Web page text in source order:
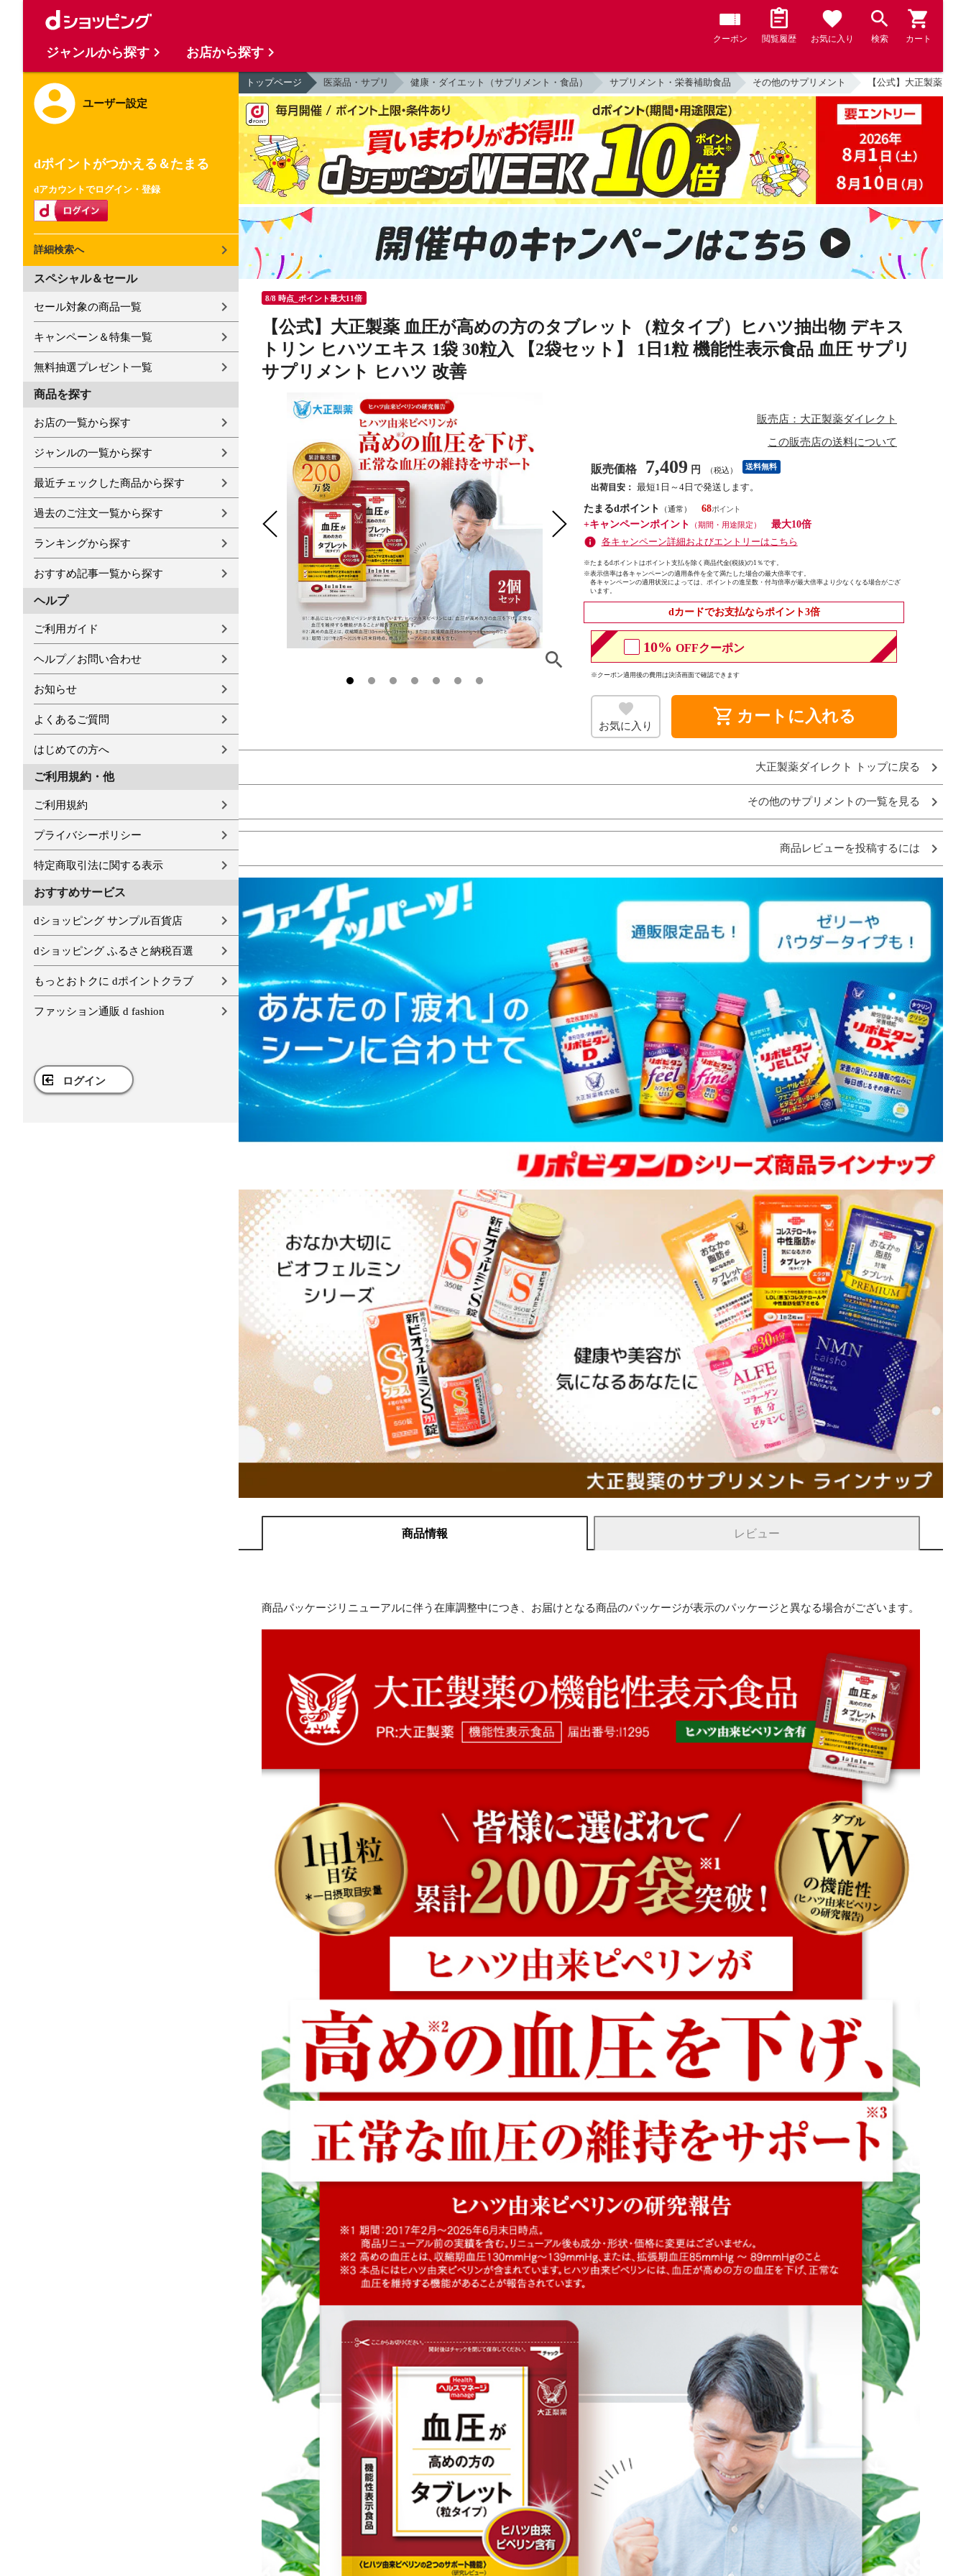
クーポン 閲覧履歴 お気に入り 検索 カート
ユーザー設定
dポイントがつかえる＆たまる
dアカウントでログイン・登録
詳細検索へ
スペシャル＆セール
セール対象の商品一覧
キャンペーン＆特集一覧
無料抽選プレゼント一覧
商品を探す
お店の一覧から探す
ジャンルの一覧から探す
最近チェックした商品から探す
過去のご注文一覧から探す
ランキングから探す
おすすめ記事一覧から探す
ヘルプ
ご利用ガイド
ヘルプ／お問い合わせ
お知らせ
よくあるご質問
はじめての方へ
ご利用規約・他
ご利用規約
プライバシーポリシー
特定商取引法に関する表示
おすすめサービス
dショッピング サンプル百貨店
dショッピング ふるさと納税百選
もっとおトクに dポイントクラブ
ファッション通販 d fashion
ログイン
トップページ 医薬品・サプリ 健康・ダイエット（サプリメント・食品） サプリメント・栄養補助食品 その他のサプリメント 【公式】大正製薬 血
8/8 時点_ポイント最大11倍
【公式】大正製薬 血圧が高めの方のタブレット（粒タイプ）ヒハツ抽出物 デキス
トリン ヒハツエキス 1袋 30粒入 【2袋セット】 1日1粒 機能性表示食品 血圧 サプリ
サプリメント ヒハツ 改善
販売店：大正製薬ダイレクト
この販売店の送料について
販売価格 7,409 円 （税込） 送料無料
出荷目安： 最短1日～4日で発送します。
たまるdポイント
（通常）
68
+キャンペーンポイント
（期間・用途限定）
最大10倍
各キャンペーン詳細およびエントリーはこちら
※たまるdポイントはポイント支払を除く商品代金(税抜)の1％です。
※表示倍率は各キャンペーンの適用条件を全て満たした場合の最大倍率です。
各キャンペーンの適用状況によっては、ポイントの進呈数・付与倍率が最大倍率より少なくなる場合がござ
います。
dカードでお支払ならポイント3倍
10% OFFクーポン
※クーポン適用後の費用は決済画面で確認できます
お気に入り shopping_cart カートに入れる
大正製薬ダイレクト トップに戻る
その他のサプリメントの一覧を見る
商品レビューを投稿するには
商品情報 レビュー
商品パッケージリニューアルに伴う在庫調整中につき、お届けとなる商品のパッケージが表示のパッケージと異なる場合がございます。
ジャンルから探す お店から探す